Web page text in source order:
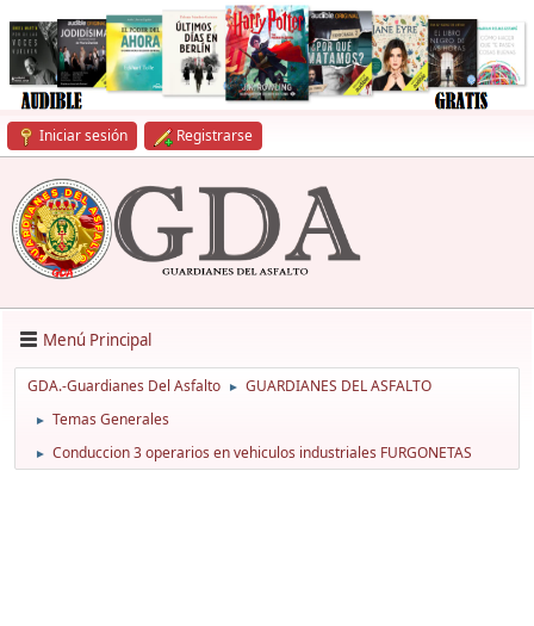
Iniciar sesión Registrarse
Menú Principal
GDA.-Guardianes Del Asfalto ► GUARDIANES DEL ASFALTO
► Temas Generales
► Conduccion 3 operarios en vehiculos industriales FURGONETAS